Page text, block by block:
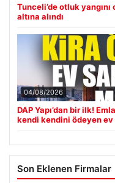
Tunceli’de otluk
altına alındı
04/08/2026
DAP Yapı’dan bir ilk!
kendi kendini ödeyen ev
Son Eklenen Firmalar